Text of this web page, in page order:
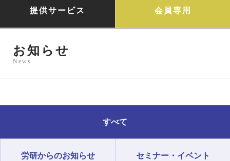
提供サービス 会員専用
お知らせ
News
すべて
労研からのお知らせ セミナー・イベント